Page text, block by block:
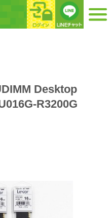
Desktop
R3200G